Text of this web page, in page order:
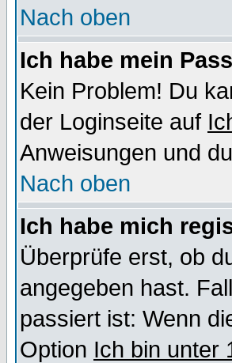
Nach oben
Ich habe mein
Kein Problem! Du
der Loginseite auf
Anweisungen und
Nach oben
Ich habe mich
Überprüfe erst, ob
angegeben hast.
passiert ist: Wenn
Option Ich bin unter